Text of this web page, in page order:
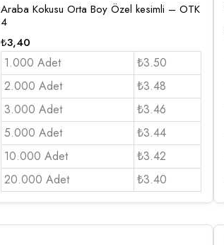
Araba Kokusu Orta Boy Özel kesimli – OTK
4
₺3,40
1.000 Adet
₺3.50
2.000 Adet
₺3.48
3.000 Adet
₺3.46
5.000 Adet
₺3.44
10.000 Adet
₺3.42
20.000 Adet
₺3.40